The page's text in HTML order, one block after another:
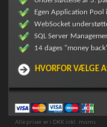
Egen Application Pool
WebSocket
SQL Server
14 dages "money
HVORFOR VÆLGE
Alle priser er i DKK inkl. moms